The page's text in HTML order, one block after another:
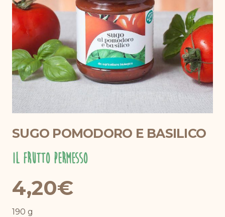
SUGO POMODORO E BASILICO
Il Frutto Permesso
4,20€
190 g